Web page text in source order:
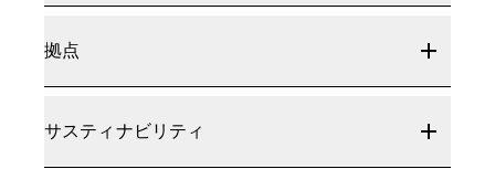
拠点
サスティナビリティ